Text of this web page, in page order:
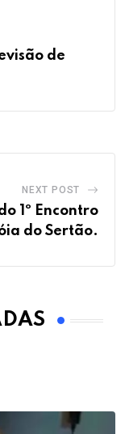
de
NEXT POST
1º Encontro
do Sertão.